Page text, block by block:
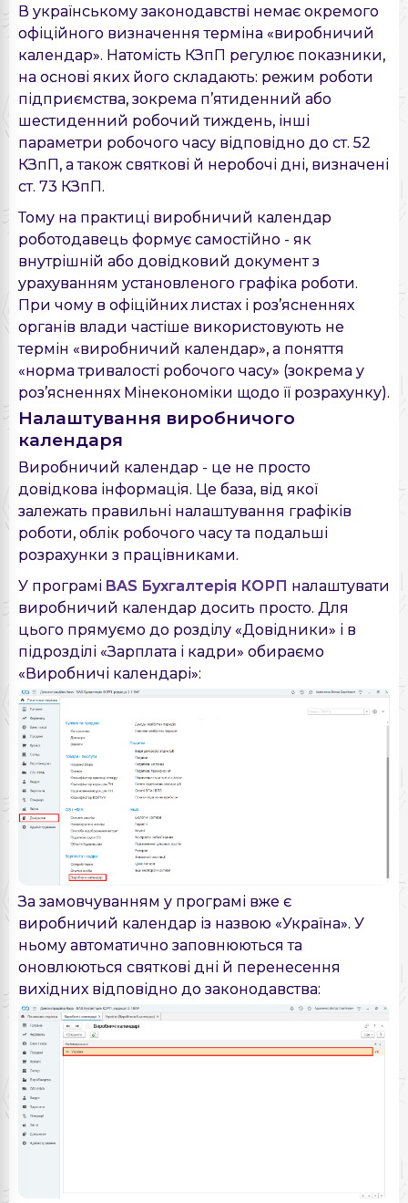
В українському законодавстві немає окремого
офіційного визначення терміна «виробничий
календар». Натомість КЗпП регулює показники,
на основі яких його складають: режим роботи
підприємства, зокрема п’ятиденний або
шестиденний робочий тиждень, інші
параметри робочого часу відповідно до ст. 52
КЗпП, а також святкові й неробочі дні, визначені
ст. 73 КЗпП.
Тому на практиці виробничий календар
роботодавець формує самостійно - як
внутрішній або довідковий документ з
урахуванням установленого графіка роботи.
При чому в офіційних листах і роз’ясненнях
органів влади частіше використовують не
термін «виробничий календар», а поняття
«норма тривалості робочого часу» (зокрема у
роз’ясненнях Мінекономіки щодо її розрахунку).
Налаштування виробничого
календаря
Виробничий календар - це не просто
довідкова інформація. Це база, від якої
залежать правильні налаштування графіків
роботи, облік робочого часу та подальші
розрахунки з працівниками.
У програмі BAS Бухгалтерія КОРП налаштувати
виробничий календар досить просто. Для
цього прямуємо до розділу «Довідники» і в
підрозділі «Зарплата і кадри» обираємо
«Виробничі календарі»:
За замовчуванням у програмі вже є
виробничий календар із назвою «Україна». У
ньому автоматично заповнюються та
оновлюються святкові дні й перенесення
вихідних відповідно до законодавства: